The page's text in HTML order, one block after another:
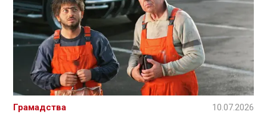
Грамадства 10.07.2026